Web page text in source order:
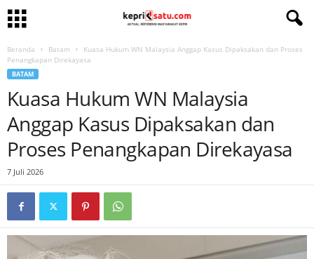
Beranda Batam
Kuasa Hukum WN Malaysia Anggap Kasus Dipaksakan dan Proses
Penangkapan Direkayasa
BATAM
Kuasa Hukum WN Malaysia
Anggap Kasus Dipaksakan dan
Proses Penangkapan Direkayasa
7 Juli 2026